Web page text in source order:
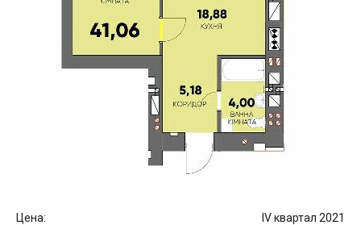
Цена: IV квартал 2021